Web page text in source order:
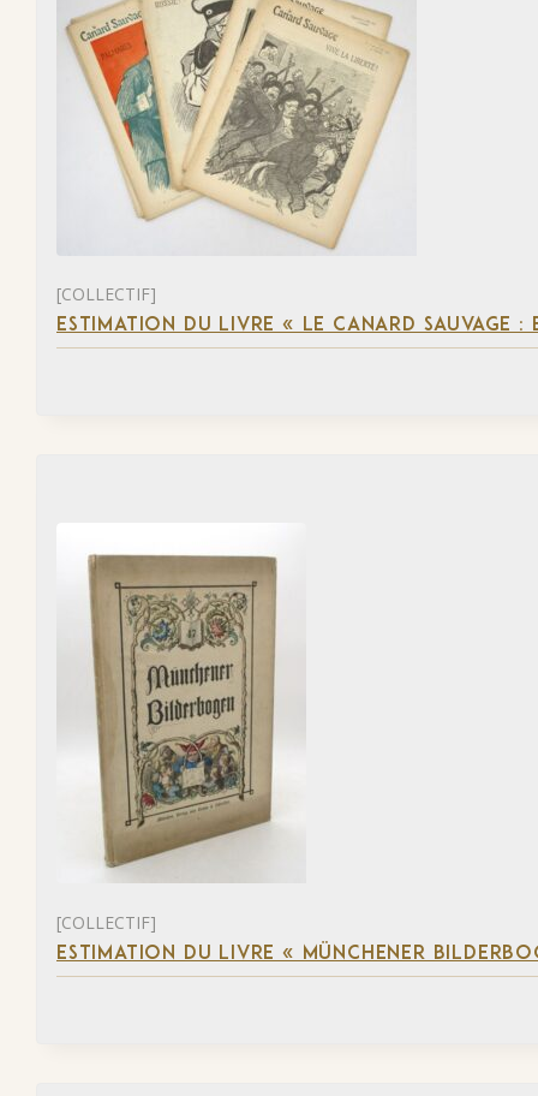
[COLLECTIF]
ESTIMATION DU LIVRE « LE CANARD SAUVAGE :
[COLLECTIF]
ESTIMATION DU LIVRE « MÜNCHENER